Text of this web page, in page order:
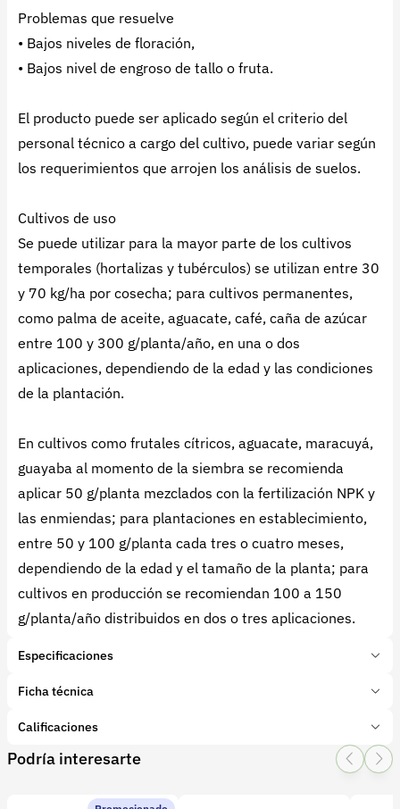
Problemas que resuelve
• Bajos niveles de floración,
• Bajos nivel de engroso de tallo o fruta.
El producto puede ser aplicado según el criterio del
personal técnico a cargo del cultivo, puede variar según
los requerimientos que arrojen los análisis de suelos.
Cultivos de uso
Se puede utilizar para la mayor parte de los cultivos
temporales (hortalizas y tubérculos) se utilizan entre 30
y 70 kg/ha por cosecha; para cultivos permanentes,
como palma de aceite, aguacate, café, caña de azúcar
entre 100 y 300 g/planta/año, en una o dos
aplicaciones, dependiendo de la edad y las condiciones
de la plantación.
En cultivos como frutales cítricos, aguacate, maracuyá,
guayaba al momento de la siembra se recomienda
aplicar 50 g/planta mezclados con la fertilización NPK y
las enmiendas; para plantaciones en establecimiento,
entre 50 y 100 g/planta cada tres o cuatro meses,
dependiendo de la edad y el tamaño de la planta; para
cultivos en producción se recomiendan 100 a 150
g/planta/año distribuidos en dos o tres aplicaciones.
Especificaciones
Marca: Mineragro
Tipo de producto:
Subcategoría:Complejos NPK
Ficha técnica
Calificaciones
1 Star
2 Star
3 Star4 Star
Podría interesarte